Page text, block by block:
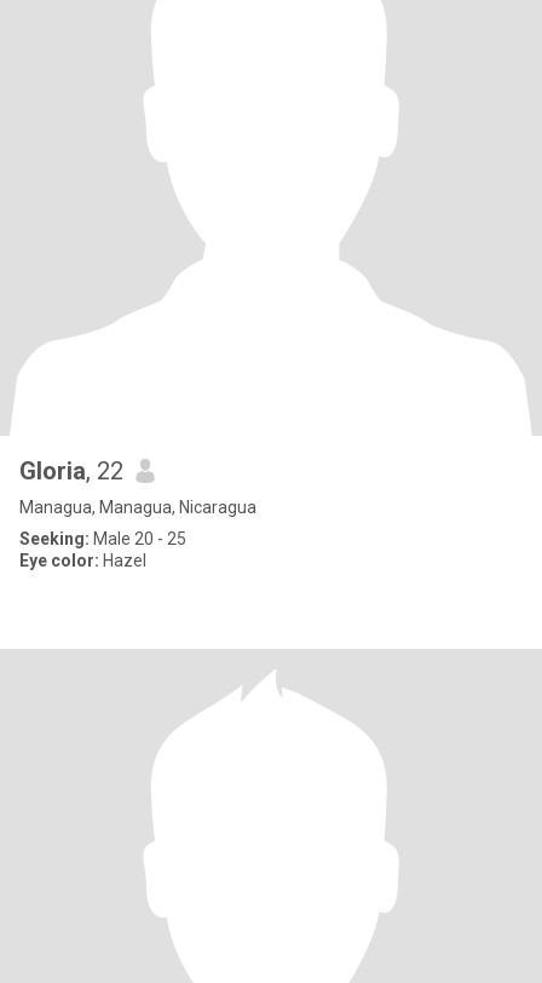
Gloria, 22
Managua, Managua, Nicaragua
Seeking: Male 20 - 25
Eye color: Hazel